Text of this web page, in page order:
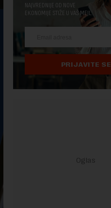
NAJVREDNIJE OD NOVE
EKONOMIJE STIŽE U VAŠ MEJL.
PRIJAVITE SE